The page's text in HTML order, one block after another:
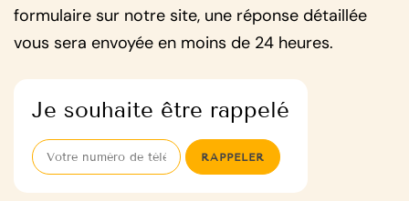
formulaire sur notre site, une réponse détaillée
vous sera envoyée en moins de 24 heures.
Je souhaite être rappelé